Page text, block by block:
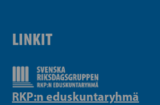
LINKIT
RKP:n eduskuntaryhmä